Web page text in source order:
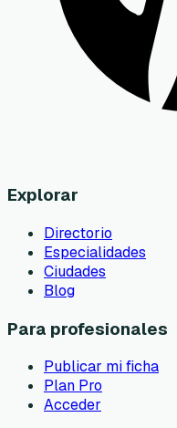
Explorar
Directorio
Especialidades
Ciudades
Blog
Para profesionales
Publicar mi ficha
Plan Pro
Acceder